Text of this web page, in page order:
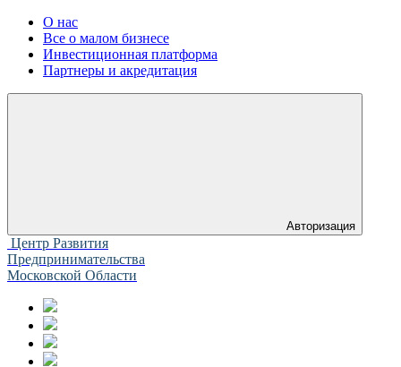
О нас
Все о малом бизнесе
Инвестиционная платформа
Партнеры и акредитация
Авторизация
Центр Развития
Предпринимательства
Московской Области